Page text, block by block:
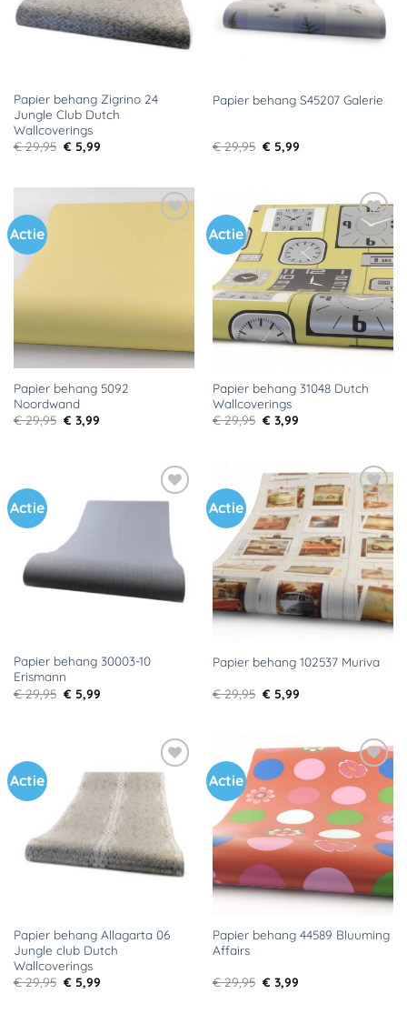
Papier behang Zigrino 24
Jungle Club Dutch
Wallcoverings
€29,95 Oorspronkelijke
prijs
€ 5,99Huidige
Papier behang S45207 Galerie
€29,95 Oorspronkelijke
prijs
€ 5,99Huidige
Actie
Papier behang 5092
Noordwand
€29,95 Oorspronkelijke
prijs
€ 3,99Huidige
Actie
Toevoegen
aan
verlanglijst
Papier behang 31048 Dutch
Wallcoverings
€29,95 Oorspronkelijke
prijs
€ 3,99Huidige
Actie
Toevoegen
Papier behang 30003-10
Erismann
€29,95 Oorspronkelijke
prijs
€ 5,99Huidige
Actie
Toevoegen
aan
verlanglijst
Papier behang 102537 Muriva
€29,95 Oorspronkelijke
prijs
€ 5,99Huidige
Actie
Toevoegen
aan
verlanglijst
Papier behang Allagarta 06
Jungle club Dutch
Wallcoverings
€29,95 Oorspronkelijke
prijs
€ 5,99Huidige
Actie
Toevoegen
aan
verlanglijst
Papier behang 44589 Bluuming
Affairs
€29,95 Oorspronkelijke
prijs
€ 3,99Huidige